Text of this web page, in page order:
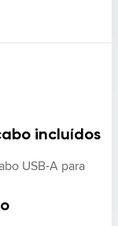
incluídos
USB-A para